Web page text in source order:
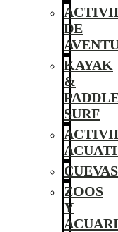
DE
KAYAK
&
SURF
CUEVAS
ZOOS
Y